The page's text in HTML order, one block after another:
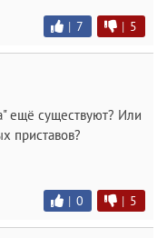
| 7 | 5
ещё существуют? Или
приставов?
| 0 | 5